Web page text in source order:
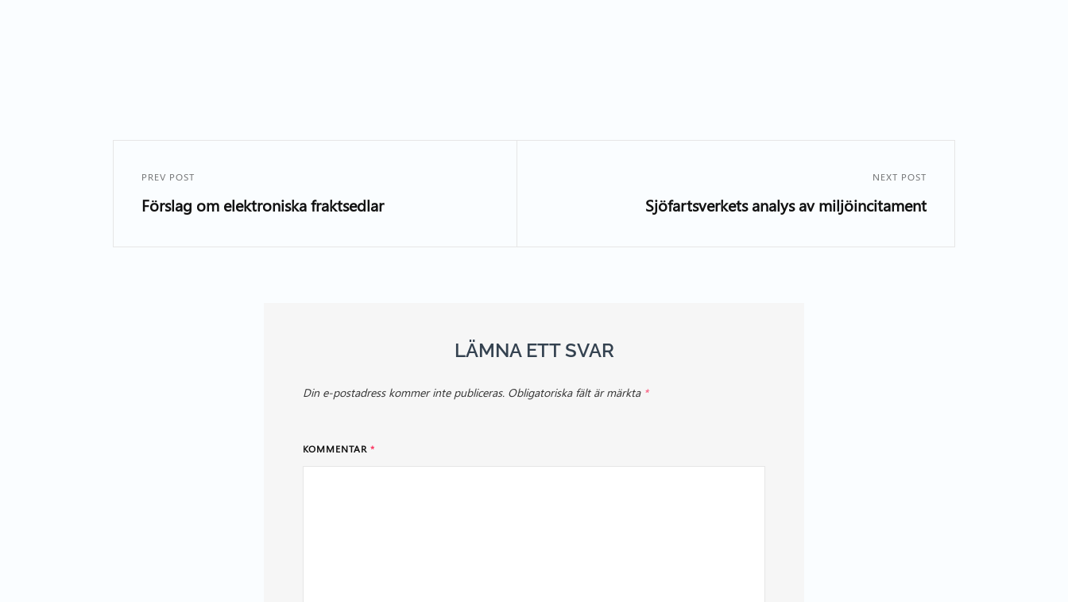
PREV POST
Förslag om elektroniska fraktsedlar
NEXT POST
Sjöfartsverkets analys av miljöincitament
LÄMNA ETT SVAR
Din e-postadress kommer inte publiceras. Obligatoriska fält är märkta *
KOMMENTAR *